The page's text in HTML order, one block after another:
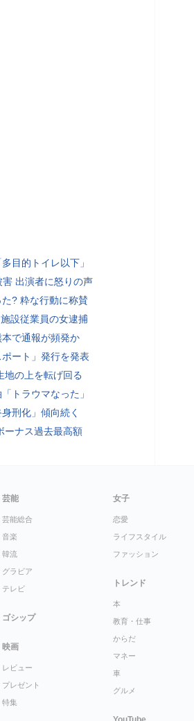
目的トイレ以下」
害 出演者に怒りの声
? 粋な行動に称賛
設従業員の女逮捕
本で通報が頻発か
ート」発行を発表
地の上を転げ回る
トラウマなった」
刑化」傾向続く
ーナス過去最高額
芸能
芸能総合
音楽
韓流
グラビア
テレビ
ゴシップ
映画
レビュー
プレゼント
特集
女子
恋愛
ライフスタイル
ファッション
トレンド
本
教育・仕事
からだ
マネー
車
グルメ